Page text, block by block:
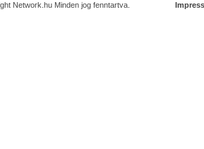
Network.hu Minden jog fenntartva.